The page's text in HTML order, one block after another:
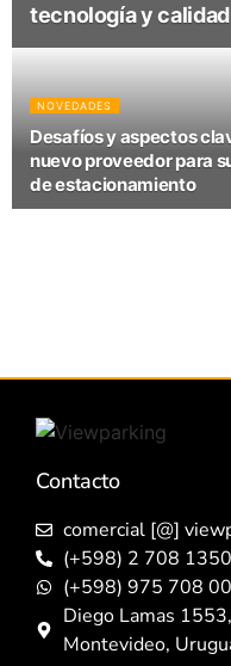
tecnología y
NOVEDADES
Desafíos y aspectos
nuevo proveedor para
de estacionamiento
Contacto
comercial [@]
(+598) 2 708 1350
(+598) 975 708 00
Diego Lamas
Montevideo,